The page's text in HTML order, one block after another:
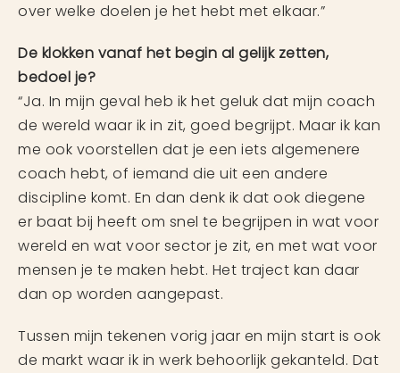
over welke doelen je het hebt met elkaar.”
De klokken vanaf het begin al gelijk zetten,
bedoel je?
“Ja. In mijn geval heb ik het geluk dat mijn coach
de wereld waar ik in zit, goed begrijpt. Maar ik kan
me ook voorstellen dat je een iets algemenere
coach hebt, of iemand die uit een andere
discipline komt. En dan denk ik dat ook diegene
er baat bij heeft om snel te begrijpen in wat voor
wereld en wat voor sector je zit, en met wat voor
mensen je te maken hebt. Het traject kan daar
dan op worden aangepast.
Tussen mijn tekenen vorig jaar en mijn start is ook
de markt waar ik in werk behoorlijk gekanteld. Dat